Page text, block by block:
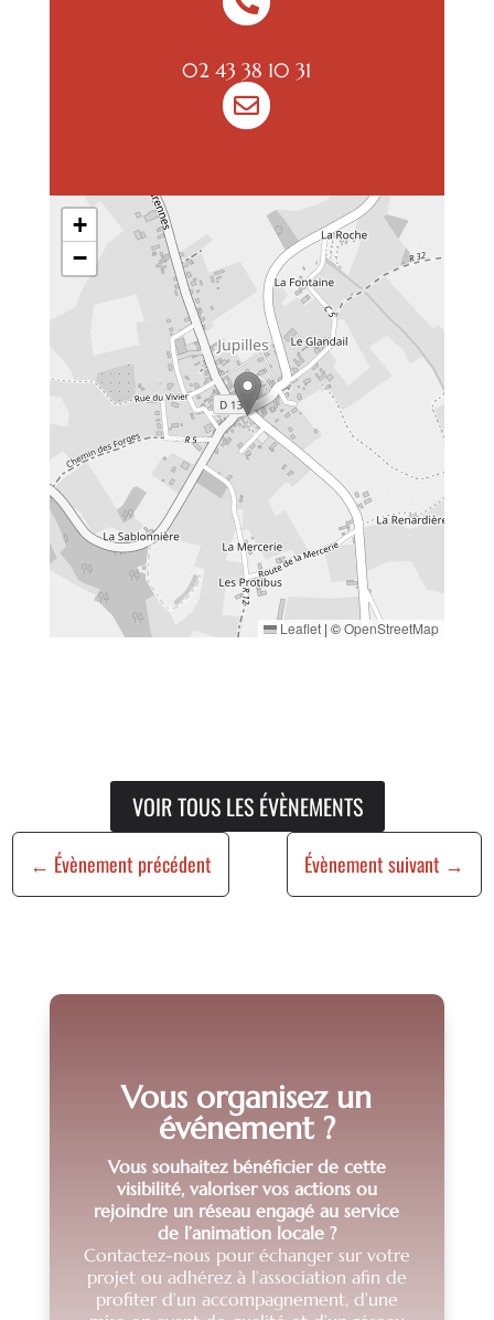
02 43 38 10 31

+
−
Leaflet | ©OpenStreetMap
VOIR TOUS LES ÉVÈNEMENTS
← Évènement précédent Évènement suivant →
Vous organisez un
événement ?
Vous souhaitez bénéficier de cette
visibilité, valoriser vos actions ou
rejoindre un réseau engagé au service
de l’animation locale ?
Contactez-nous pour échanger sur votre
projet ou adhérez à l’association afin de
profiter d’un accompagnement, d’une